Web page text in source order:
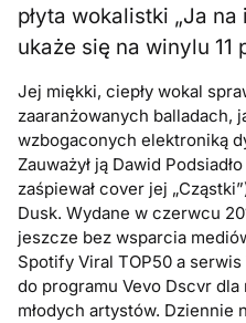
płyta wokalistki „Ja
ukaże się na winylu 11
Jej miękki, ciepły wokal
zaaranżowanych balladach,
wzbogaconych elektroniką
Zauważył ją Dawid
zaśpiewał cover jej
Dusk. Wydane w czerwcu
jeszcze bez wsparcia
Spotify Viral TOP50 a serwis
do programu Vevo Dscvr
młodych artystów. Dziennie